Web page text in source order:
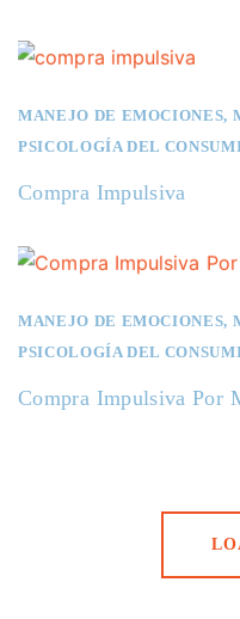
MANEJO DE EMOCIONES,
PSICOLOGÍA DEL
Compra Impulsiva
MANEJO DE EMOCIONES,
PSICOLOGÍA DEL
Compra Impulsiva Por